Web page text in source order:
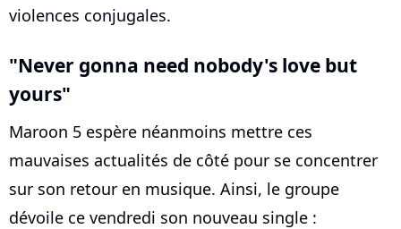
violences conjugales.
"Never gonna need nobody's love but
yours"
Maroon 5 espère néanmoins mettre ces
mauvaises actualités de côté pour se concentrer
sur son retour en musique. Ainsi, le groupe
dévoile ce vendredi son nouveau single :